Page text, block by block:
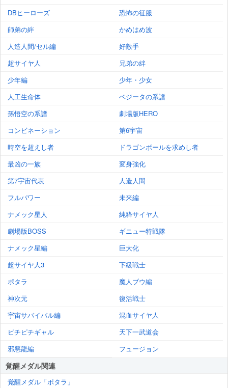
DBヒーローズ
恐怖の征服
師弟の絆
かめはめ波
人造人間/セル編
好敵手
超サイヤ人
兄弟の絆
少年編
少年・少女
人工生命体
ベジータの系譜
孫悟空の系譜
劇場版HERO
コンビネーション
第6宇宙
時空を超えし者
ドラゴンボールを求めし者
最凶の一族
変身強化
第7宇宙代表
人造人間
フルパワー
未来編
ナメック星人
純粋サイヤ人
劇場版BOSS
ギニュー特戦隊
ナメック星編
巨大化
超サイヤ人3
下級戦士
ポタラ
魔人ブウ編
神次元
復活戦士
宇宙サバイバル編
混血サイヤ人
ピチピチギャル
天下一武道会
邪悪龍編
フュージョン
覚醒メダル関連
覚醒メダル「ポタラ」